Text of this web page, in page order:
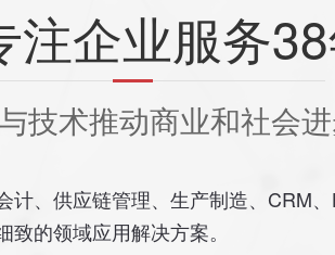
注企业服务
技术推动商业和社会
、供应链管理、生产制造、CRM、
的领域应用解决方案。